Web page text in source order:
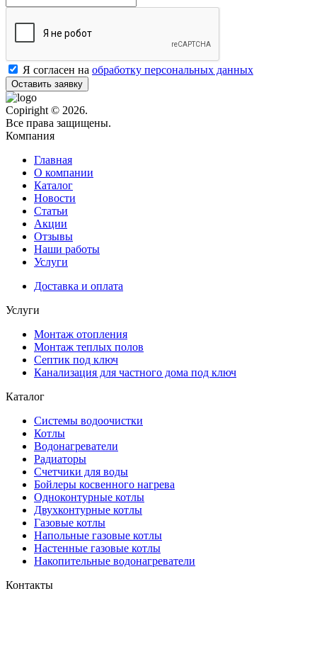
Я согласен на обработку персональных данных
Оставить заявку
Copiright © 2026.
Все права защищены.
Компания
Главная
О компании
Каталог
Новости
Статьи
Акции
Отзывы
Наши работы
Услуги
Доставка и оплата
Услуги
Монтаж отопления
Монтаж теплых полов
Септик под ключ
Канализация для частного дома под ключ
Каталог
Системы водоочистки
Котлы
Водонагреватели
Радиаторы
Cчетчики для воды
Бойлеры косвенного нагрева
Одноконтурные котлы
Двухконтурные котлы
Газовые котлы
Напольные газовые котлы
Настенные газовые котлы
Накопительные водонагреватели
Контакты